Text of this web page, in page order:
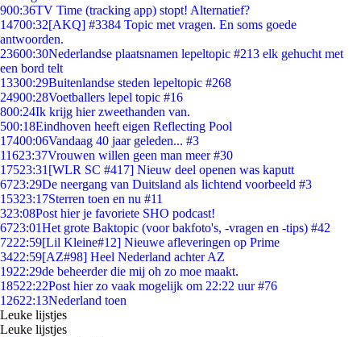
900:36TV Time (tracking app) stopt! Alternatief?
14700:32[AKQ] #3384 Topic met vragen. En soms goede
antwoorden.
23600:30Nederlandse plaatsnamen lepeltopic #213 elk gehucht met
een bord telt
13300:29Buitenlandse steden lepeltopic #268
24900:28Voetballers lepel topic #16
800:24Ik krijg hier zweethanden van.
500:18Eindhoven heeft eigen Reflecting Pool
17400:06Vandaag 40 jaar geleden... #3
11623:37Vrouwen willen geen man meer #30
17523:31 [WLR SC #417] Nieuw deel openen was kaputt
6723:29De neergang van Duitsland als lichtend voorbeeld #3
15323:17Sterren toen en nu #11
323:08Post hier je favoriete SHO podcast!
6723:01Het grote Baktopic (voor bakfoto's, -vragen en -tips) #42
7222:59[Lil Kleine#12] Nieuwe afleveringen op Prime
3422:59[AZ#98] Heel Nederland achter AZ
1922:29de beheerder die mij oh zo moe maakt.
18522:22Post hier zo vaak mogelijk om 22:22 uur #76
12622:13Nederland toen
Leuke lijstjes
Leuke lijstjes